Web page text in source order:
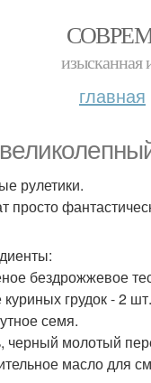
изысканная
главная
рулетики.
просто
бездрожжевое
грудок - 2 шт.
семя.
черный молотый
масло для